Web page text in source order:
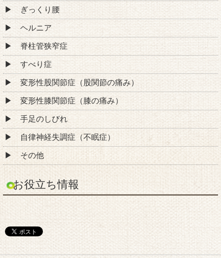
ぎっくり腰
ヘルニア
脊柱管狭窄症
すべり症
変形性股関節症（股関節の痛み）
変形性膝関節症（膝の痛み）
手足のしびれ
自律神経失調症（不眠症）
その他
お役立ち情報